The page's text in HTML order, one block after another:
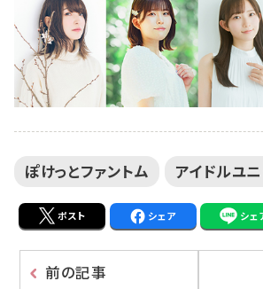
ぽけっとファントム アイドルユニ
ポスト シェア シェ
前の記事